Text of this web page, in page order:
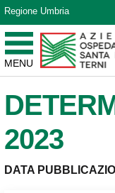
Vai ai contenuti
Vai al menu di
Vai al footer
Regione Umbria
MENU
Azienda Ospedaliera
Sito Istituzionale
2023
DATA